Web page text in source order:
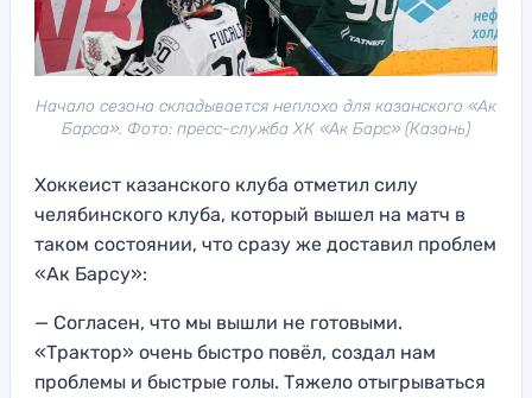
Начало сезона складывается неплохо для казанского «Ак
Барса». Фото: пресс-служба ХК «Ак Барс» (Казань)
Хоккеист казанского клуба отметил силу
челябинского клуба, который вышел на матч в
таком состоянии, что сразу же доставил проблем
«Ак Барсу»:
— Согласен, что мы вышли не готовыми.
«Трактор» очень быстро повёл, создал нам
проблемы и быстрые голы. Тяжело отыгрываться